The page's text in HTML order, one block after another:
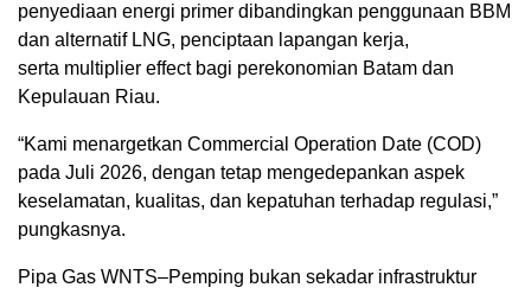
penyediaan energi primer dibandingkan penggunaan BBM
dan alternatif LNG, penciptaan lapangan kerja,
serta multiplier effect bagi perekonomian Batam dan
Kepulauan Riau.
“Kami menargetkan Commercial Operation Date (COD)
pada Juli 2026, dengan tetap mengedepankan aspek
keselamatan, kualitas, dan kepatuhan terhadap regulasi,”
pungkasnya.
Pipa Gas WNTS–Pemping bukan sekadar infrastruktur